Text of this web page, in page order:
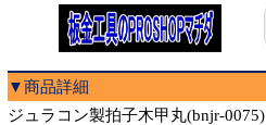
▼商品詳細
ジュラコン製拍子木甲丸(bnjr-0075)